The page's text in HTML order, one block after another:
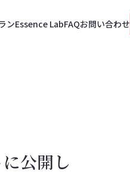
ンEssence LabFAQお問い合わせ
公開し